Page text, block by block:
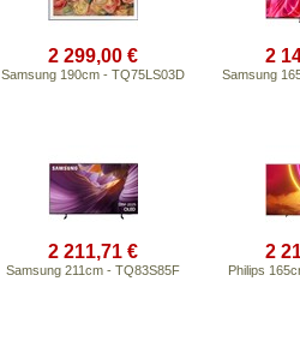
2 299,00 €
Samsung 190cm - TQ75LS03D
2
Samsung
2 211,71 €
Samsung 211cm - TQ83S85F
2
Philips